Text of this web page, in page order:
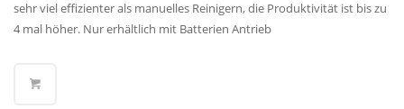
sehr viel effizienter als manuelles Reinigern, die Produktivität ist bis zu
4 mal höher. Nur erhältlich mit Batterien Antrieb